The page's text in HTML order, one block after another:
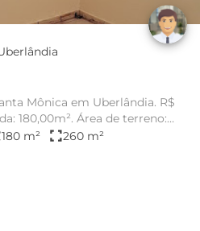
em Santa Mônica - Uberlândia
Mônica em Uberlândia. R$
180 m² fullscreen260 m²